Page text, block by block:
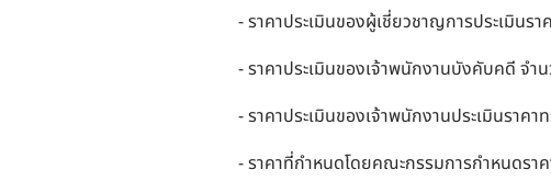
- ราคาประเมินของผู้เชี่ยวชาญการประเมินร
- ราคาประเมินของเจ้าพนักงานบังคับคดี จำ
- ราคาประเมินของเจ้าพนักงานประเมินรา
- ราคาที่กำหนดโดยคณะกรรมการกำหนดรา